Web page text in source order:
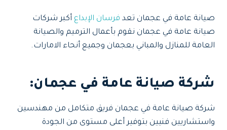
صيانة عامة في عجمان تعد فرسان الإبداع أكبر شركات
صيانة عامة في عجمان نقوم بأعمال الترميم والصيانة
العامة للمنازل والمباني بعجمان وجميع أنحاء الامارات.
شركة صيانة عامة في عجمان:
شركة صيانة عامة في عجمان فريق متكامل من مهندسين
واستشاريين فنيين بتوفير أعلى مستوى من الجودة